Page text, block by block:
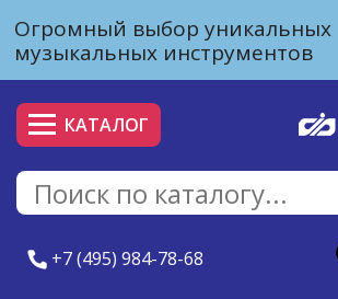
Огромный выбор уникальных
музыкальных инструментов
КАТАЛОГ
+7 (495) 984-78-68